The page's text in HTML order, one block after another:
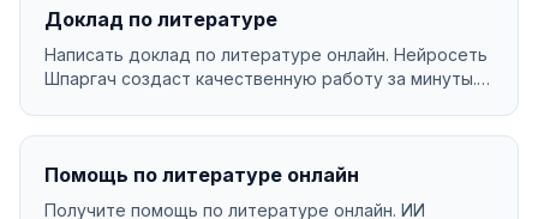
Доклад по литературе
Написать доклад по литературе онлайн. Нейросеть
Шпаргач создаст качественную работу за минуты.
Помощь по литературе онлайн
Получите помощь по литературе онлайн. ИИ